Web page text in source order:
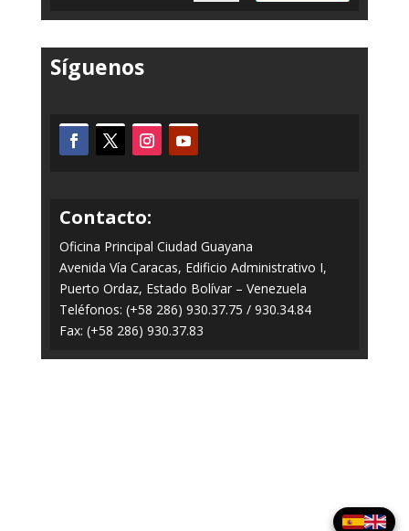
Síguenos
Contacto:
Oficina Principal Ciudad Guayana
Avenida Vía Caracas, Edificio Administrativo I,
Puerto Ordaz, Estado Bolívar – Venezuela
Teléfonos: (+58 286) 930.37.75 / 930.34.84
Fax: (+58 286) 930.37.83